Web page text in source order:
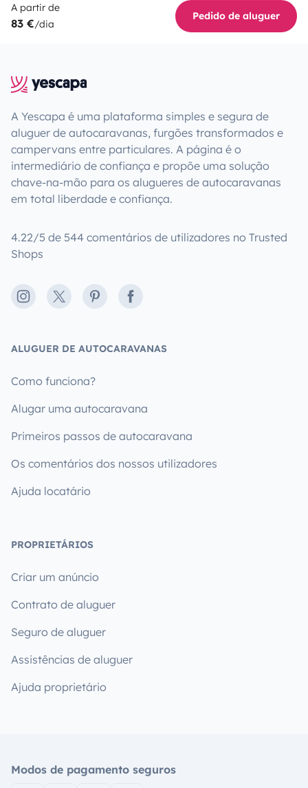
A partir de
83 €/dia
Pedido de aluguer
A Yescapa é uma plataforma simples e segura de
aluguer de autocaravanas, furgões transformados e
campervans entre particulares. A página é o
intermediário de confiança e propõe uma solução
chave-na-mão para os alugueres de autocaravanas
em total liberdade e confiança.
4.22/5 de 544 comentários de utilizadores no Trusted
Shops
Instagram
X PinterestFacebook
ALUGUER DE AUTOCARAVANAS
Como funciona?
Alugar uma autocaravana
Primeiros passos de autocaravana
Os comentários dos nossos utilizadores
Ajuda locatário
PROPRIETÁRIOS
Criar um anúncio
Contrato de aluguer
Seguro de aluguer
Assistências de aluguer
Ajuda proprietário
Modos de pagamento seguros